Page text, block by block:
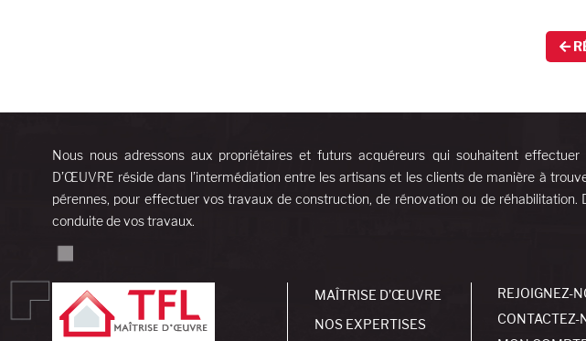
Nous nous adressons aux propriétaires et futurs acquéreurs qui souhaitent effectuer
D’ŒUVRE réside dans l’intermédiation entre les artisans et les clients de manière à
pérennes, pour effectuer vos travaux de construction, de rénovation ou de réhabilitation.
conduite de vos travaux.
MAÎTRISE D’ŒUVRE
NOS EXPERTISES
REJOIGNEZ-
CONTACTEZ-